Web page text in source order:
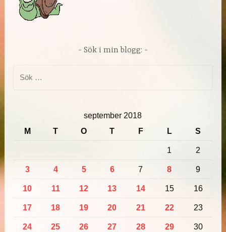
Sök i min blogg:
september 2018
M
T O T F L S
1 2
3 4 5 6 7 8 9
10 11 12 13 14 15 16
17 18 19 20 21 22 23
24 25 26 27 28 29 30